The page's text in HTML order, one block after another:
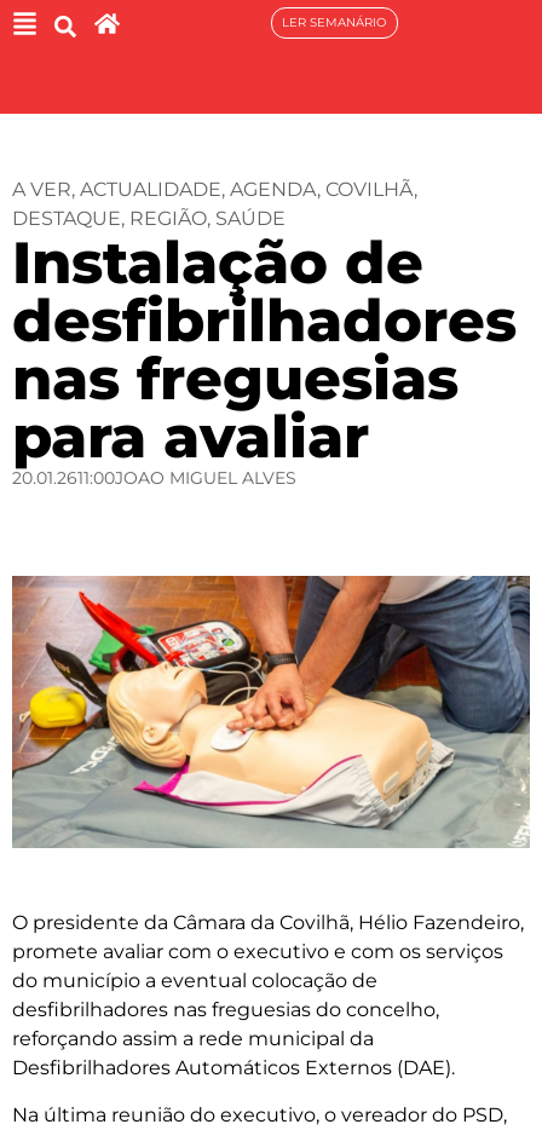
LER SEMANÁRIO
A VER, ACTUALIDADE, AGENDA, COVILHÃ,
DESTAQUE, REGIÃO, SAÚDE
Instalação de
desfibrilhadores
nas freguesias
para avaliar
20.01.2611:00JOAO MIGUEL ALVES
O presidente da Câmara da Covilhã, Hélio Fazendeiro,
promete avaliar com o executivo e com os serviços
do município a eventual colocação de
desfibrilhadores nas freguesias do concelho,
reforçando assim a rede municipal da
Desfibrilhadores Automáticos Externos (DAE).
Na última reunião do executivo, o vereador do PSD,